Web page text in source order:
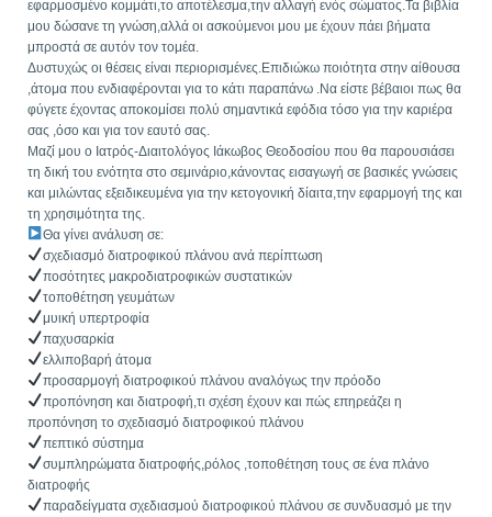
εφαρμοσμένο κομμάτι,το αποτέλεσμα,την αλλαγή ενός σώματος.Τα βιβλία
μου δώσανε τη γνώση,αλλά οι ασκούμενοι μου με έχουν πάει βήματα
μπροστά σε αυτόν τον τομέα.
Δυστυχώς οι θέσεις είναι περιορισμένες.Επιδιώκω ποιότητα στην αίθουσα
,άτομα που ενδιαφέρονται για το κάτι παραπάνω .Να είστε βέβαιοι πως θα
φύγετε έχοντας αποκομίσει πολύ σημαντικά εφόδια τόσο για την καριέρα
σας ,όσο και για τον εαυτό σας.
Μαζί μου ο Ιατρός-Διαιτολόγος Ιάκωβος Θεοδοσίου που θα παρουσιάσει
τη δική του ενότητα στο σεμινάριο,κάνοντας εισαγωγή σε βασικές γνώσεις
και μιλώντας εξειδικευμένα για την κετογονική δίαιτα,την εφαρμογή της και
τη χρησιμότητα της.
Θα γίνει ανάλυση σε:
σχεδιασμό διατροφικού πλάνου ανά περίπτωση
ποσότητες μακροδιατροφικών συστατικών
τοποθέτηση γευμάτων
μυική υπερτροφία
παχυσαρκία
ελλιποβαρή άτομα
προσαρμογή διατροφικού πλάνου αναλόγως την πρόοδο
προπόνηση και διατροφή,τι σχέση έχουν και πώς επηρεάζει η
προπόνηση το σχεδιασμό διατροφικού πλάνου
πεπτικό σύστημα
συμπληρώματα διατροφής,ρόλος ,τοποθέτηση τους σε ένα πλάνο
διατροφής
παραδείγματα σχεδιασμού διατροφικού πλάνου σε συνδυασμό με την